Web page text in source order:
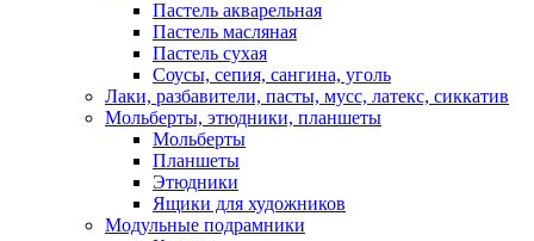
Пастель акварельная
Пастель масляная
Пастель сухая
Соусы, сепия, сангина, уголь
Лаки, разбавители, пасты, мусс, латекс, сиккатив
Мольберты, этюдники, планшеты
Мольберты
Планшеты
Этюдники
Ящики для художников
Модульные подрамники